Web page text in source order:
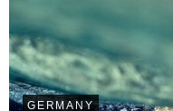
GERMANY